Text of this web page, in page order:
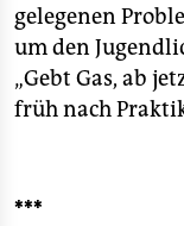
gelegenen
um den
„Gebt Gas, ab
früh nach
***